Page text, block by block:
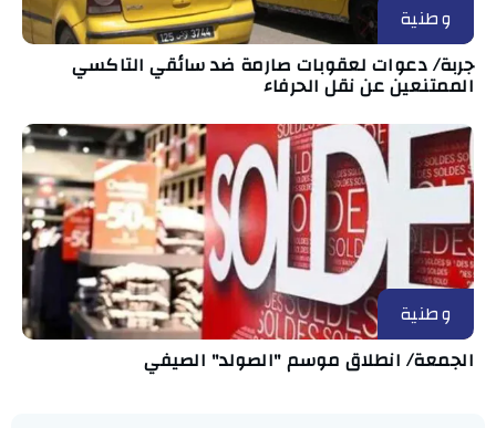
وطنية
جربة/ دعوات لعقوبات صارمة ضد سائقي التاكسي
الممتنعين عن نقل الحرفاء
وطنية
الجمعة/ انطلاق موسم "الصولد" الصيفي